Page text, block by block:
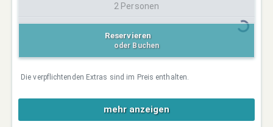
2 Personen
Reservieren
oder Buchen
Die verpflichtenden Extras sind im Preis enthalten.
mehr anzeigen